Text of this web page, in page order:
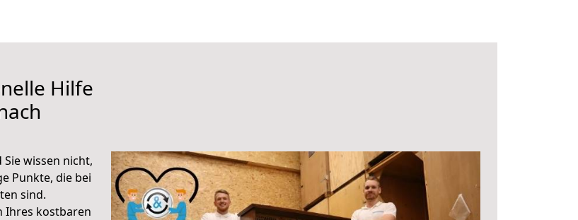
Hilfe
wissen nicht,
Punkte, die bei
sind.
Ihres kostbaren